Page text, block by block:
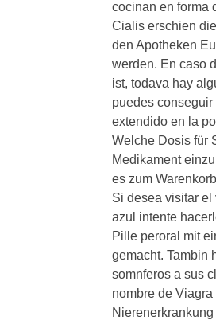
cocinan en forma
Cialis erschien
den Apotheken
werden. En caso
ist, todava hay
puedes
extendido en la
Welche Dosis für
Medikament
es zum
Si desea visitar el
azul intente
Pille peroral mit
gemacht. Tambin
somnferos a sus
nombre de